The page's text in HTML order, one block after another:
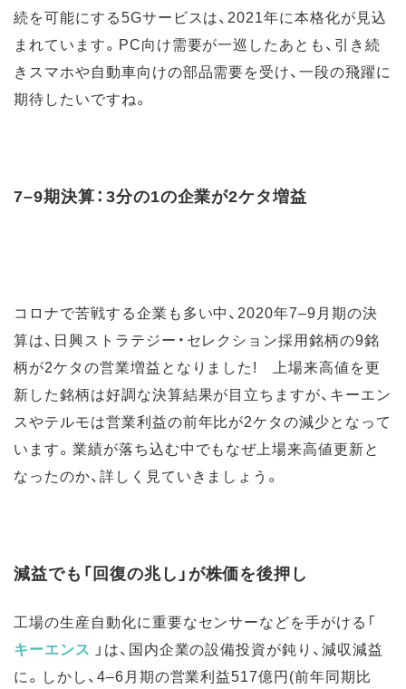
続を可能にする5Gサービスは、2021年に本格化が見込
まれています。PC向け需要が一巡したあとも、引き続
きスマホや自動車向けの部品需要を受け、一段の飛躍に
期待したいですね。
7–9期決算：3分の1の企業が2ケタ増益
コロナで苦戦する企業も多い中、2020年7–9月期の決
算は、日興ストラテジー・セレクション採用銘柄の9銘
柄が2ケタの営業増益となりました! 上場来高値を更
新した銘柄は好調な決算結果が目立ちますが、キーエン
スやテルモは営業利益の前年比が2ケタの減少となって
います。業績が落ち込む中でもなぜ上場来高値更新と
なったのか、詳しく見ていきましょう。
減益でも「回復の兆し」が株価を後押し
工場の生産自動化に重要なセンサーなどを手がける「
キーエンス 」は、国内企業の設備投資が鈍り、減収減益
に。しかし、4–6月期の営業利益517億円(前年同期比